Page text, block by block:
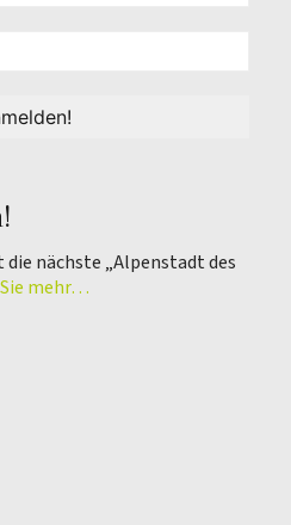
die nächste „Alpenstadt des
mehr…